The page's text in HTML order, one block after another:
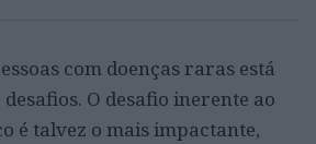
com doenças raras está
O desafio inerente ao
é talvez o mais impactante,